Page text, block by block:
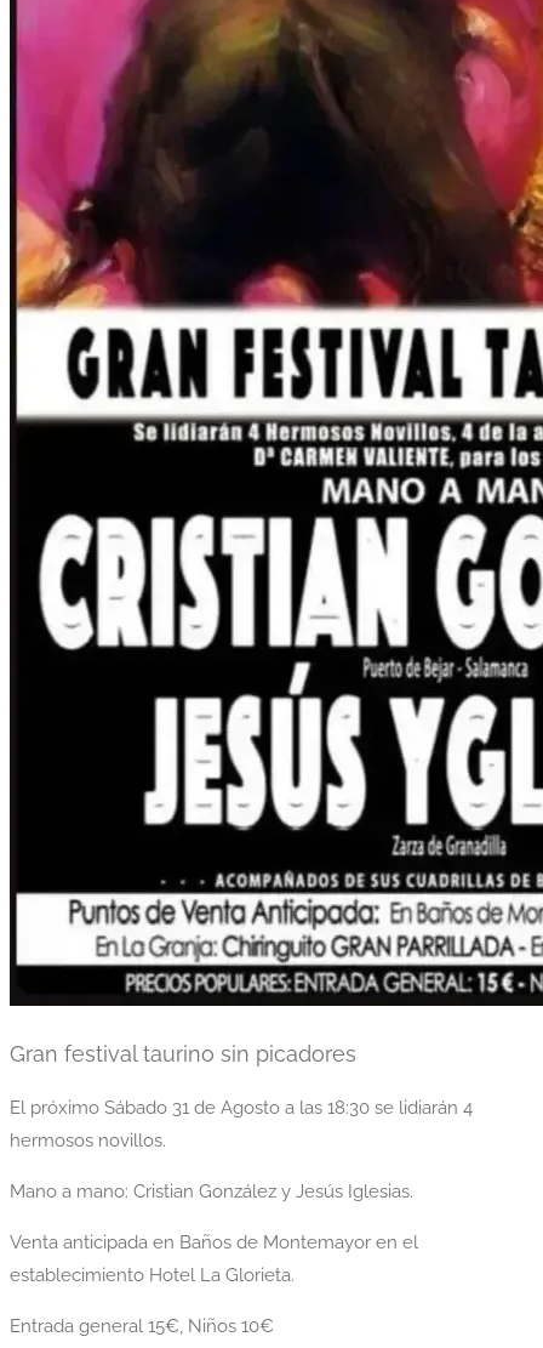
Gran festival taurino sin picadores
El próximo Sábado 31 de Agosto a las 18:30 se lidiarán 4
hermosos novillos.
Mano a mano: Cristian González y Jesús Iglesias.
Venta anticipada en Baños de Montemayor en el
establecimiento Hotel La Glorieta.
Entrada general 15€, Niños 10€